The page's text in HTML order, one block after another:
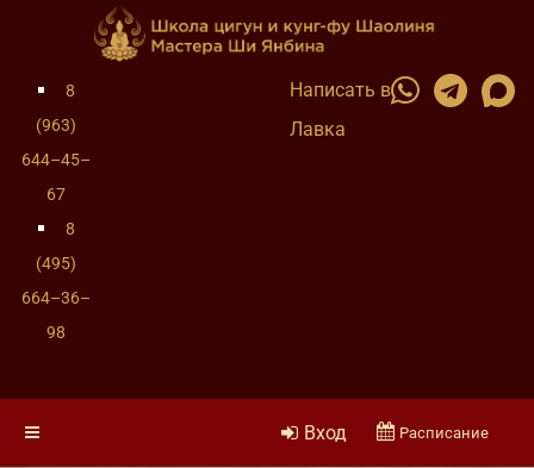
8
(963)
644–45–
67
8
(495)
664–36–
98
Написать в
Лавка
Вход Расписание